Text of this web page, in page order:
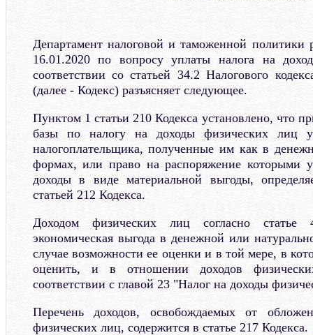
Департамент налоговой и таможенной политики
16.01.2020 по вопросу уплаты налога на
соответствии со статьей 34.2 Налогового
(далее - Кодекс) разъясняет следующее.
Пунктом 1 статьи 210 Кодекса установлено, что
базы по налогу на доходы физических лиц
налогоплательщика, полученные им как в
формах, или право на распоряжение которыми
доходы в виде материальной выгоды,
статьей 212 Кодекса.
Доходом физических лиц согласно статье
экономическая выгода в денежной или
случае возможности ее оценки и в той мере, в
оценить, и в отношении доходов
соответствии с главой 23 "Налог на доходы
Перечень доходов, освобождаемых от
физических лиц, содержится в статье 217 Кодекса.